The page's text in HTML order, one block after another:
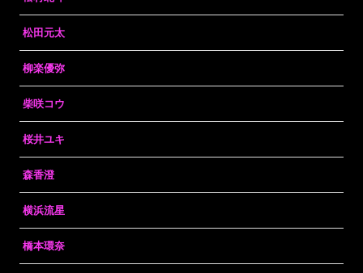
松田元太
柳楽優弥
柴咲コウ
桜井ユキ
森香澄
横浜流星
橋本環奈